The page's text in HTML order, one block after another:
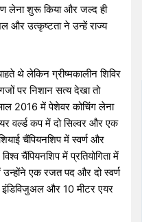
लेना शुरू किया और जल्द ही
और उत्कृष्टता ने उन्हें राज्य
थे लेकिन ग्रीष्मकालीन शिविर
पर निशान सत्य देखा तो
2016 में पेशेवर कोचिंग लेना
वर्ल्ड कप में दो सिल्वर और एक
चैंपियनशिप में स्वर्ण और
चैंपियनशिप में प्रतियोगिता में
एक रजत पद और दो स्वर्ण
इंडिविजुअल और 10 मीटर एयर